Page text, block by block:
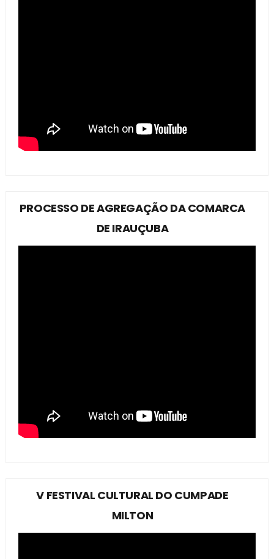
PROCESSO DE AGREGAÇÃO DA COMARCA
DE IRAUÇUBA
V FESTIVAL CULTURAL DO CUMPADE
MILTON